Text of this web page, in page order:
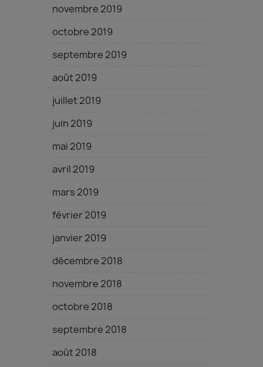
novembre 2019
octobre 2019
septembre 2019
août 2019
juillet 2019
juin 2019
mai 2019
avril 2019
mars 2019
février 2019
janvier 2019
décembre 2018
novembre 2018
octobre 2018
septembre 2018
août 2018